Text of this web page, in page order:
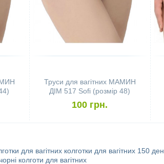
Труси для вагітних МАМИН
ДІМ 517 Sofi (розмір 48)
100 грн.
для вагітних колготки для вагітних 150 ден
колготи для вагітних